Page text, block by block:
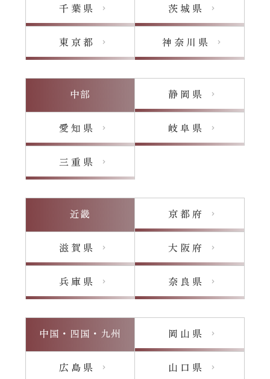
千葉県 chevron_right 茨城県 chevron_right
東京都 chevron_right 神奈川県 chevron_right
中部 静岡県 chevron_right
愛知県 chevron_right 岐阜県 chevron_right
三重県 chevron_right
近畿 京都府 chevron_right
滋賀県 chevron_right 大阪府 chevron_right
兵庫県 chevron_right 奈良県 chevron_right
中国・四国・九州 岡山県 chevron_right
広島県 chevron_right 山口県 chevron_right